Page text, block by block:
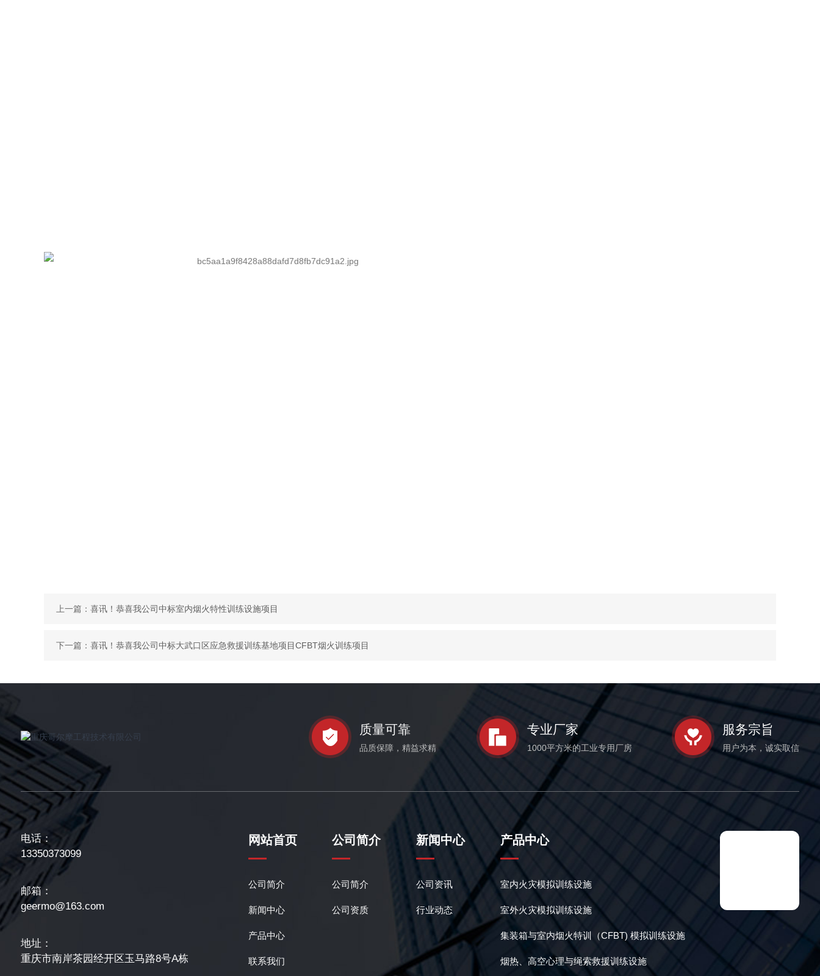
上一篇： 喜讯！恭喜我公司中标室内烟火特性训练设施项目
下一篇： 喜讯！恭喜我公司中标大武口区应急救援训练基地项目CFBT烟火训练项目
质量可靠
品质保障，精益求精
专业厂家
1000平方米的工业专用厂房
服务宗旨
用户为本，诚实取信
电话：
13350373099
邮箱：
geermo@163.com
地址：
重庆市南岸茶园经开区玉马路8号A栋
网站首页
公司简介
新闻中心
产品中心
联系我们
公司简介
公司简介
公司资质
新闻中心
公司资讯
行业动态
产品中心
室内火灾模拟训练设施
室外火灾模拟训练设施
集装箱与室内烟火特训（CFBT) 模拟训练设施
烟热、高空心理与绳索救援训练设施